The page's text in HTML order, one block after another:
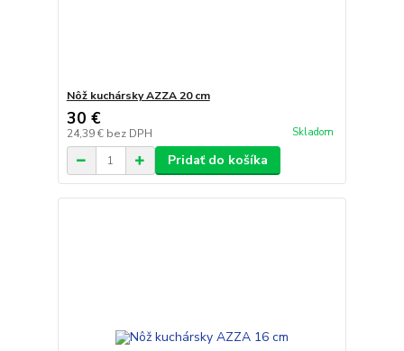
Nôž kuchársky AZZA 20 cm
30 €
24,39 € bez DPH Skladom
Pridať do košíka